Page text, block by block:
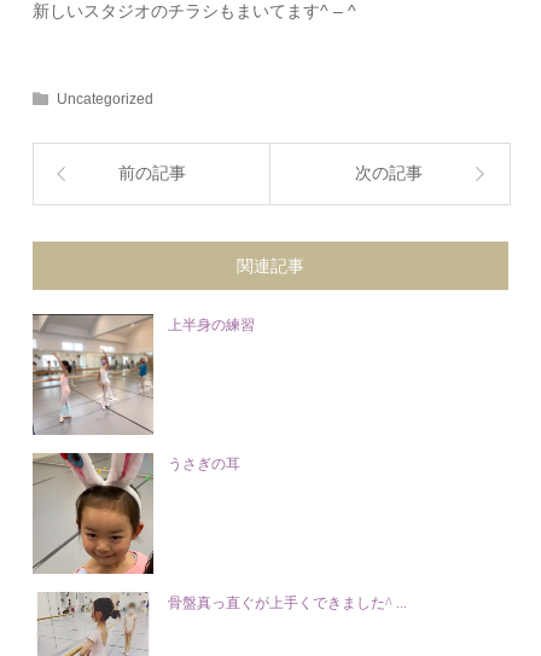
新しいスタジオのチラシもまいてます^ – ^
Uncategorized
前の記事 次の記事
関連記事
上半身の練習
うさぎの耳
骨盤真っ直ぐが上手くできました^ ...